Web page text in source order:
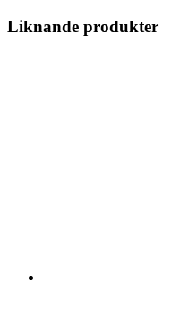
Liknande produkter